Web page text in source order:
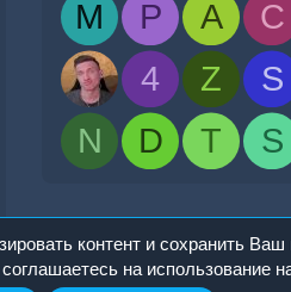
M P A
C
4
Z
S
N
D T S
контент и сохранить
на использование